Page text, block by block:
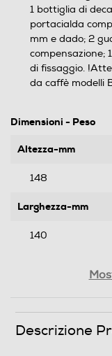
1 bottiglia di
portacialda
mm e dado; 2
compensazione;
di fissaggio.
da caffè modelli
Dimensioni - Peso
Altezza-mm
148
Larghezza-mm
140
Descrizione